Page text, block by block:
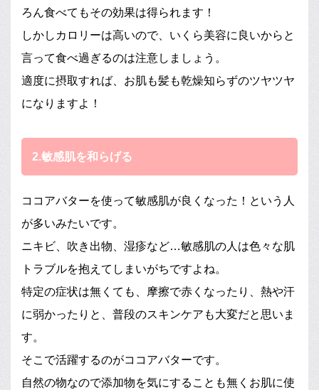
ろん食べてもその効果は得られます！
しかしカロリーは高いので、いくら美容に良いからと
言って食べ過ぎるのは注意しましょう。
適度に摂取すれば、お肌も髪も乾燥知らずのツヤツヤ
になりますよ！
2.敏感肌を和らげる
ココアバターを使って敏感肌が良くなった！という人
が多いみたいです。
ニキビ、吹き出物、湿疹など…敏感肌の人は色々な肌
トラブルを抱えてしまいがちですよね。
特定の症状は無くても、摩擦で赤くなったり、熱や汗
に弱かったりと、普段のスキンケアも大変だと思いま
す。
そこで活躍するのがココアバターです。
自然の物なので添加物を気にすることも無くお肌に使